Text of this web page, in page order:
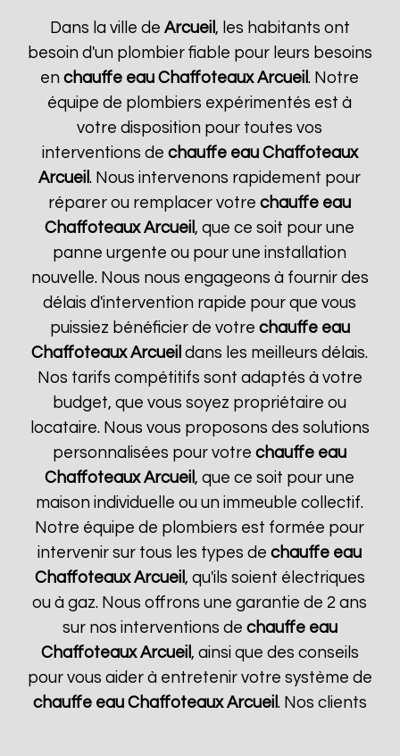
Dans la ville de Arcueil , les habitants ont
besoin d'un plombier fiable pour leurs besoins
enchauffe eau Chaffoteaux Arcueil. Notre
équipe de plombiers expérimentés est à
votre disposition pour toutes vos
interventions de chauffe eau Chaffoteaux
Arcueil. Nous intervenons rapidement pour
réparer ou remplacer votrechauffe eau
Chaffoteaux Arcueil, que ce soit pour une
panne urgente ou pour une installation
nouvelle. Nous nous engageons à fournir des
délais d'intervention rapide pour que vous
puissiez bénéficier de votre chauffe eau
Chaffoteaux Arcueil dans les meilleurs délais.
Nos tarifs compétitifs sont adaptés à votre
budget, que vous soyez propriétaire ou
locataire. Nous vous proposons des solutions
personnalisées pour votrechauffe eau
Chaffoteaux Arcueil, que ce soit pour une
maison individuelle ou un immeuble collectif.
Notre équipe de plombiers est formée pour
intervenir sur tous les types dechauffe eau
Chaffoteaux Arcueil , qu'ils soient électriques
ou à gaz. Nous offrons une garantie de 2 ans
sur nos interventions de chauffe eau
Chaffoteaux Arcueil , ainsi que des conseils
pour vous aider à entretenir votre système de
chauffe eau Chaffoteaux Arcueil . Nos clients